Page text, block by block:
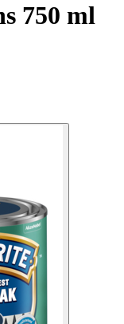
750 ml